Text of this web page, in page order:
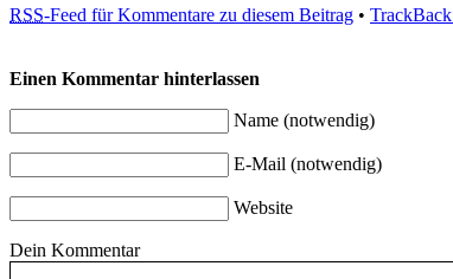
RSS-Feed für Kommentare zu diesem Beitrag • TrackBack
Einen Kommentar hinterlassen
Name (notwendig)
E-Mail (notwendig)
Website
Dein Kommentar